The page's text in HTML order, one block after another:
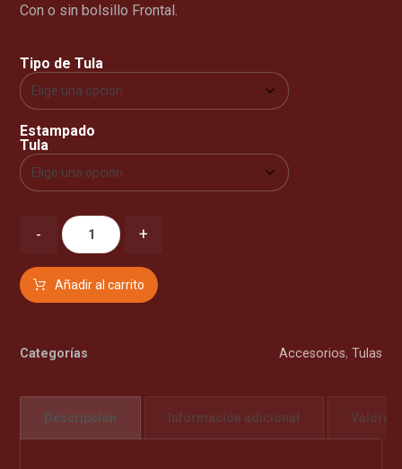
Con o sin bolsillo Frontal.
Tipo de Tula
Estampado
Tula
- +
Añadir al carrito
Categorías Accesorios, Tulas
Descripción Información adicional